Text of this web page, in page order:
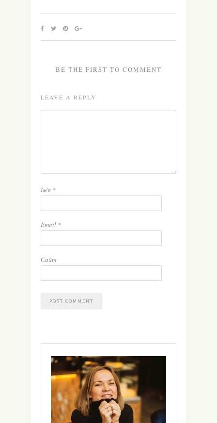
BE THE FIRST TO COMMENT
LEAVE A REPLY
Ім'я *
Email *
Сайт